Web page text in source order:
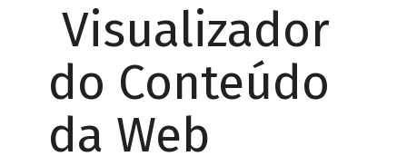
Visualizador
do Conteúdo
da Web